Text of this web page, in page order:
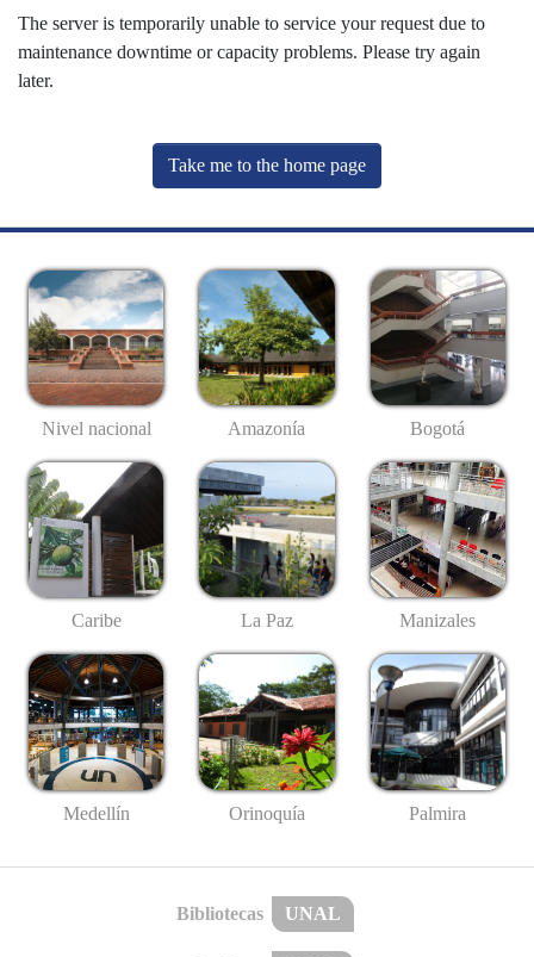
The server is temporarily unable to service your request due to
maintenance downtime or capacity problems. Please try again
later.
Take me to the home page
Nivel nacional Amazonía Bogotá
Caribe La Paz Manizales
Medellín Orinoquía Palmira
Bibliotecas UNAL